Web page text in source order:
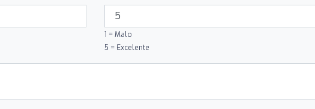
1 = Malo
5 = Excelente